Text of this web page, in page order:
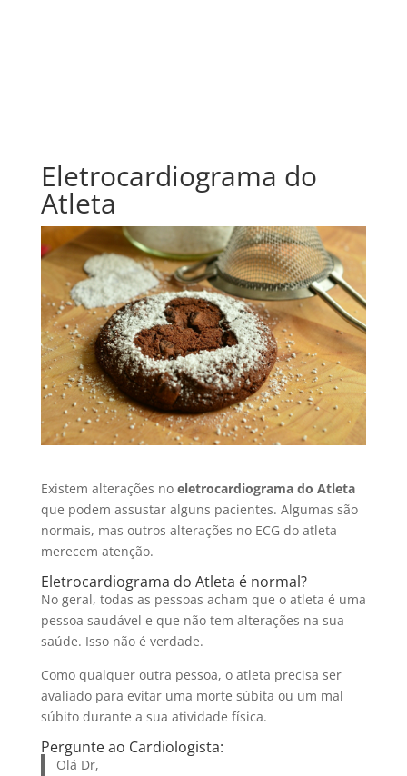
Eletrocardiograma do
Atleta
Existem alterações no eletrocardiograma do Atleta
que podem assustar alguns pacientes. Algumas são
normais, mas outros alterações no ECG do atleta
merecem atenção.
Eletrocardiograma do Atleta é normal?
No geral, todas as pessoas acham que o atleta é uma
pessoa saudável e que não tem alterações na sua
saúde. Isso não é verdade.
Como qualquer outra pessoa, o atleta precisa ser
avaliado para evitar uma morte súbita ou um mal
súbito durante a sua atividade física.
Pergunte ao Cardiologista:
Olá Dr,